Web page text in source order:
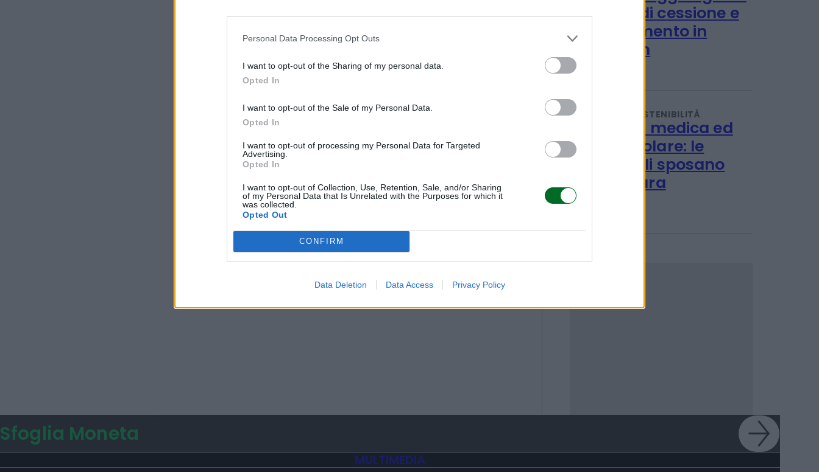
Personal Data Processing Opt Outs
I want to opt-out of the Sharing of my personal data.
Opted In
I want to opt-out of the Sale of my Personal Data.
Opted In
I want to opt-out of processing my Personal Data for Targeted
Advertising.
Opted In
I want to opt-out of Collection, Use, Retention, Sale, and/or Sharing
of my Personal Data that Is Unrelated with the Purposes for which it
was collected.
Opted Out
CONFIRM
Data Deletion Data Access Privacy Policy
IMPRESA E MANAGEMENT
21 Invest raggiunge un
accordo di cessione e
Energreen
TENDENZE E SOSTENIBILITÀ
Ulivi, erba medica ed
energia solare: le
l'agricoltura
Redazione